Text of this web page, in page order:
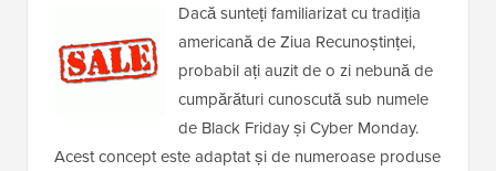
Dacă sunteți familiarizat cu tradiția
americană de Ziua Recunoștinței,
probabil ați auzit de o zi nebună de
cumpărături cunoscută sub numele
de Black Friday și Cyber Monday.
Acest concept este adaptat și de numeroase produse